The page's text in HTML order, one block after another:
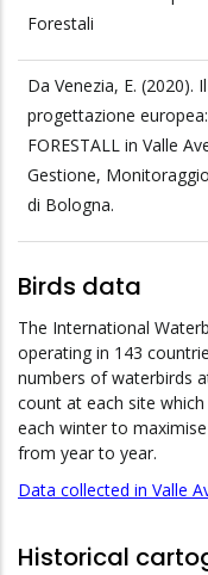
Forestali
Da Venezia, E. (2020).
progettazione
FORESTALL in Valle
Gestione,
di Bologna.
Birds data
The International
operating in 143
numbers of waterbirds
count at each site
each winter to
from year to year.
Data collected in Valle
Historical